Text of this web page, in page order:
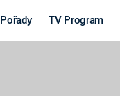
Pořady TV Program